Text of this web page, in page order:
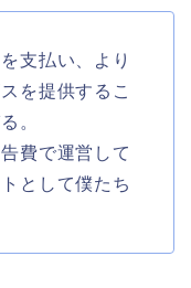
支払い、より
を提供するこ
。
費で運営して
として僕たち